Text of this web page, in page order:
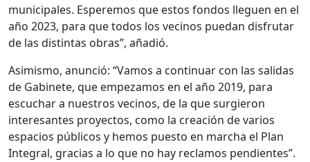
municipales. Esperemos que estos fondos lleguen en el
año 2023, para que todos los vecinos puedan disfrutar
de las distintas obras”, añadió.
Asimismo, anunció: “Vamos a continuar con las salidas
de Gabinete, que empezamos en el año 2019, para
escuchar a nuestros vecinos, de la que surgieron
interesantes proyectos, como la creación de varios
espacios públicos y hemos puesto en marcha el Plan
Integral, gracias a lo que no hay reclamos pendientes”.